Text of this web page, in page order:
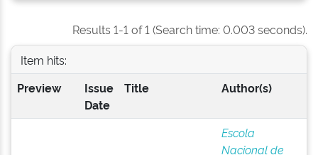
Results 1-1 of 1 (Search time: 0.003 seconds).
Item hits:
Preview
Issue
Date
Title Author(s)
Escola
Nacional de